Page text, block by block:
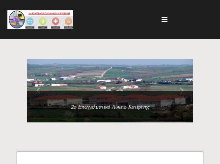
2ο Επαγγελματικό Λύκειο Κατερίνης